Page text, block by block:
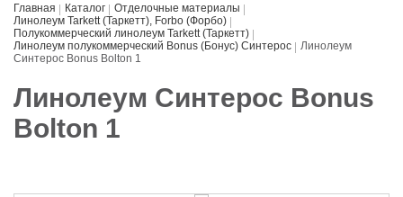
Главная Каталог
Отделочные материалы
Линолеум Tarkett (Таркетт), Forbo (Форбо)
Полукоммерческий линолеум Tarkett (Таркетт)
Линолеум полукоммерческий Bonus (Бонус) Синтерос
Линолеум
Синтерос Bonus Bolton 1
Линолеум Синтерос Bonus
Bolton 1